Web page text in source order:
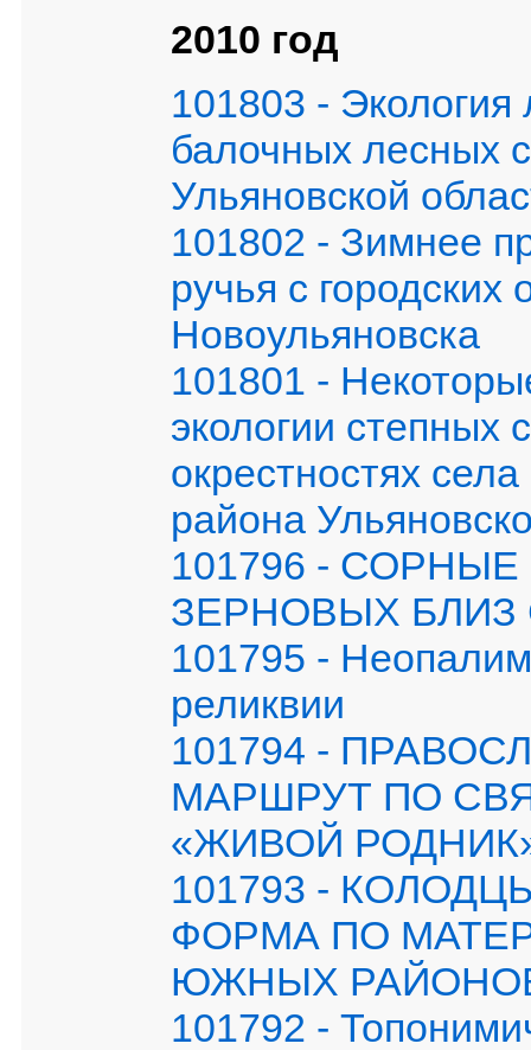
2010 год
101803 -
балочных лесных
Ульяновской
101802 - Зимнее
ручья с городских
Новоульяновска
101801 -
экологии степных
окрестностях
района
101796 -
ЗЕРНОВЫХ
101795 -
реликвии
101794 -
МАРШРУТ ПО
«ЖИВОЙ
101793 -
ФОРМА ПО
ЮЖНЫХ
101792 -